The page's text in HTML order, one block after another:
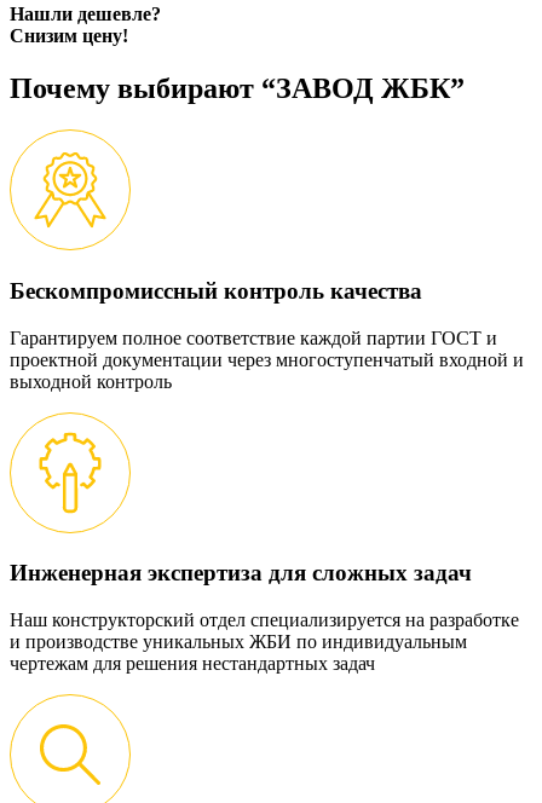
Нашли дешевле?
Снизим цену!
Почему выбирают “ЗАВОД ЖБК”
Бескомпромиссный контроль качества
Гарантируем полное соответствие каждой партии ГОСТ и
проектной документации через многоступенчатый входной и
выходной контроль
Инженерная экспертиза для сложных задач
Наш конструкторский отдел специализируется на разработке
и производстве уникальных ЖБИ по индивидуальным
чертежам для решения нестандартных задач